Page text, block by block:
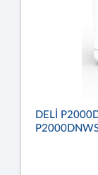
DELİ
P2000DNWS